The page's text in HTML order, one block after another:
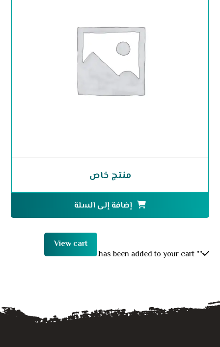
منتج خاص
إضافة إلى السلة
"
" has been added to your cart.
View cart